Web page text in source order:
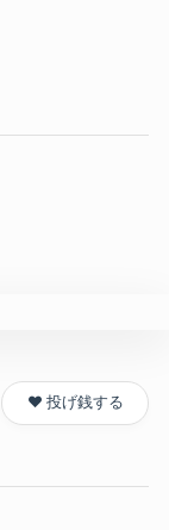
❤️ 投げ銭する